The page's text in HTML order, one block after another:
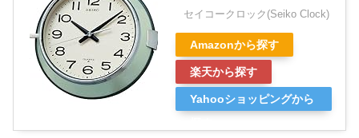
セイコークロック(Seiko Clock)
Amazonから探す
楽天から探す
Yahooショッピングから